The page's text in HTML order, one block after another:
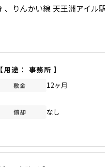
りんかい線 天王洲アイル
【用途： 事務所 】
敷金 12ヶ月
償却 なし